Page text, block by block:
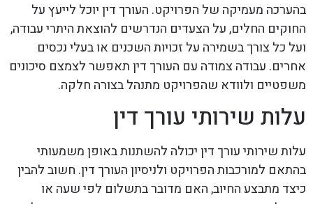
בהערכה מעמיקה של הפרויקט. העורך דין יוכל לייעץ על
החוקים החלים, על הצעדים הנדרשים להוצאת היתרי עבודה,
ועל כל צורך בשמירה על זכויות השכנים או בעלי נכסים
אחרים. עבודה צמודה עם העורך דין תאפשר לצמצם סיכונים
משפטיים ולוודא שהפרויקט מתנהל בצורה חלקה.
עלות שירותי עורך דין
עלות שירותי עורך דין יכולה להשתנות באופן משמעותי
בהתאם למורכבות הפרויקט ולניסיון העורך דין. חשוב להבין
כיצד מתבצע החיוב, האם מדובר בתשלום לפי שעה או